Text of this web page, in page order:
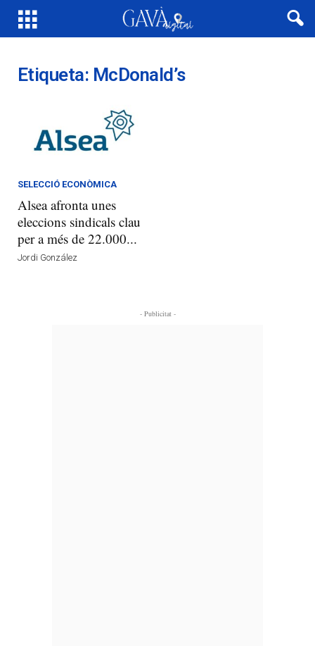
Etiqueta: McDonald’s
SELECCIÓ ECONÒMICA
Alsea afronta unes
eleccions sindicals clau
per a més de 22.000...
Jordi González
- Publicitat -